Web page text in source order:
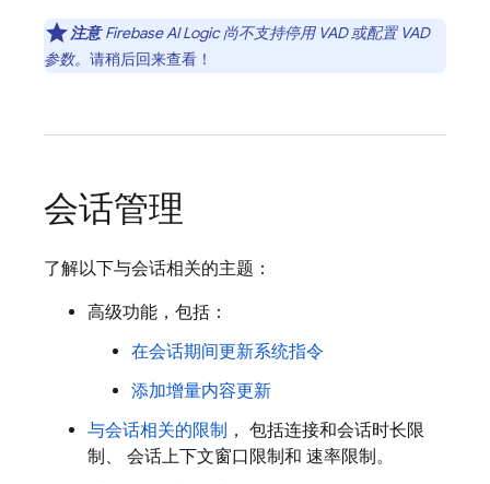
注意 Firebase AI Logic尚不支持停用 VAD 或配置 VAD
参数。 请稍后回来查看！
会话管理
了解以下与会话相关的主题：
高级功能，包括：
在会话期间更新系统指令
添加增量内容更新
与会话相关的限制 ， 包括连接和会话时长限
制、 会话上下文窗口限制和 速率限制。